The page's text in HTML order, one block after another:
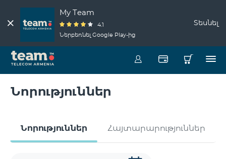
My Team
4.1
Ներբեռնել Google Play-ից
Տեսնել
Նորություններ
Նորություններ Հայտարարություններ